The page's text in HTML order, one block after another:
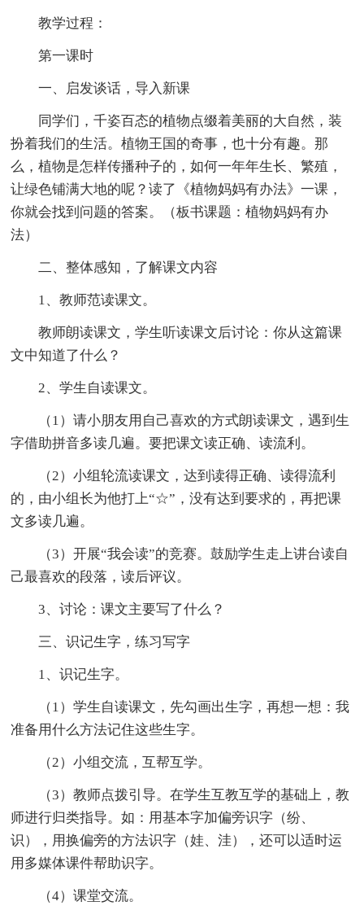
教学过程：
第一课时
一、启发谈话，导入新课
同学们，千姿百态的植物点缀着美丽的大自然，装
扮着我们的生活。植物王国的奇事，也十分有趣。那
么，植物是怎样传播种子的，如何一年年生长、繁殖，
让绿色铺满大地的呢？读了《植物妈妈有办法》一课，
你就会找到问题的答案。（板书课题：植物妈妈有办
法）
二、整体感知，了解课文内容
1、教师范读课文。
教师朗读课文，学生听读课文后讨论：你从这篇课
文中知道了什么？
2、学生自读课文。
（1）请小朋友用自己喜欢的方式朗读课文，遇到生
字借助拼音多读几遍。要把课文读正确、读流利。
（2）小组轮流读课文，达到读得正确、读得流利
的，由小组长为他打上“☆”，没有达到要求的，再把课
文多读几遍。
（3）开展“我会读”的竞赛。鼓励学生走上讲台读自
己最喜欢的段落，读后评议。
3、讨论：课文主要写了什么？
三、识记生字，练习写字
1、识记生字。
（1）学生自读课文，先勾画出生字，再想一想：我
准备用什么方法记住这些生字。
（2）小组交流，互帮互学。
（3）教师点拨引导。在学生互教互学的基础上，教
师进行归类指导。如：用基本字加偏旁识字（纷、
识），用换偏旁的方法识字（娃、洼），还可以适时运
用多媒体课件帮助识字。
（4）课堂交流。